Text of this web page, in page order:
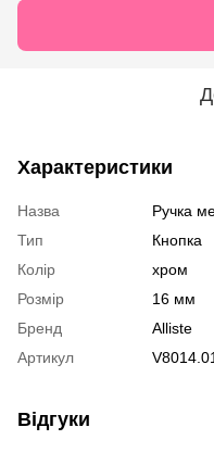
Характеристики
Назва
Ручка
Тип
Кнопка
Колір
хром
Розмір
16 мм
Бренд
Alliste
Артикул
Відгуки